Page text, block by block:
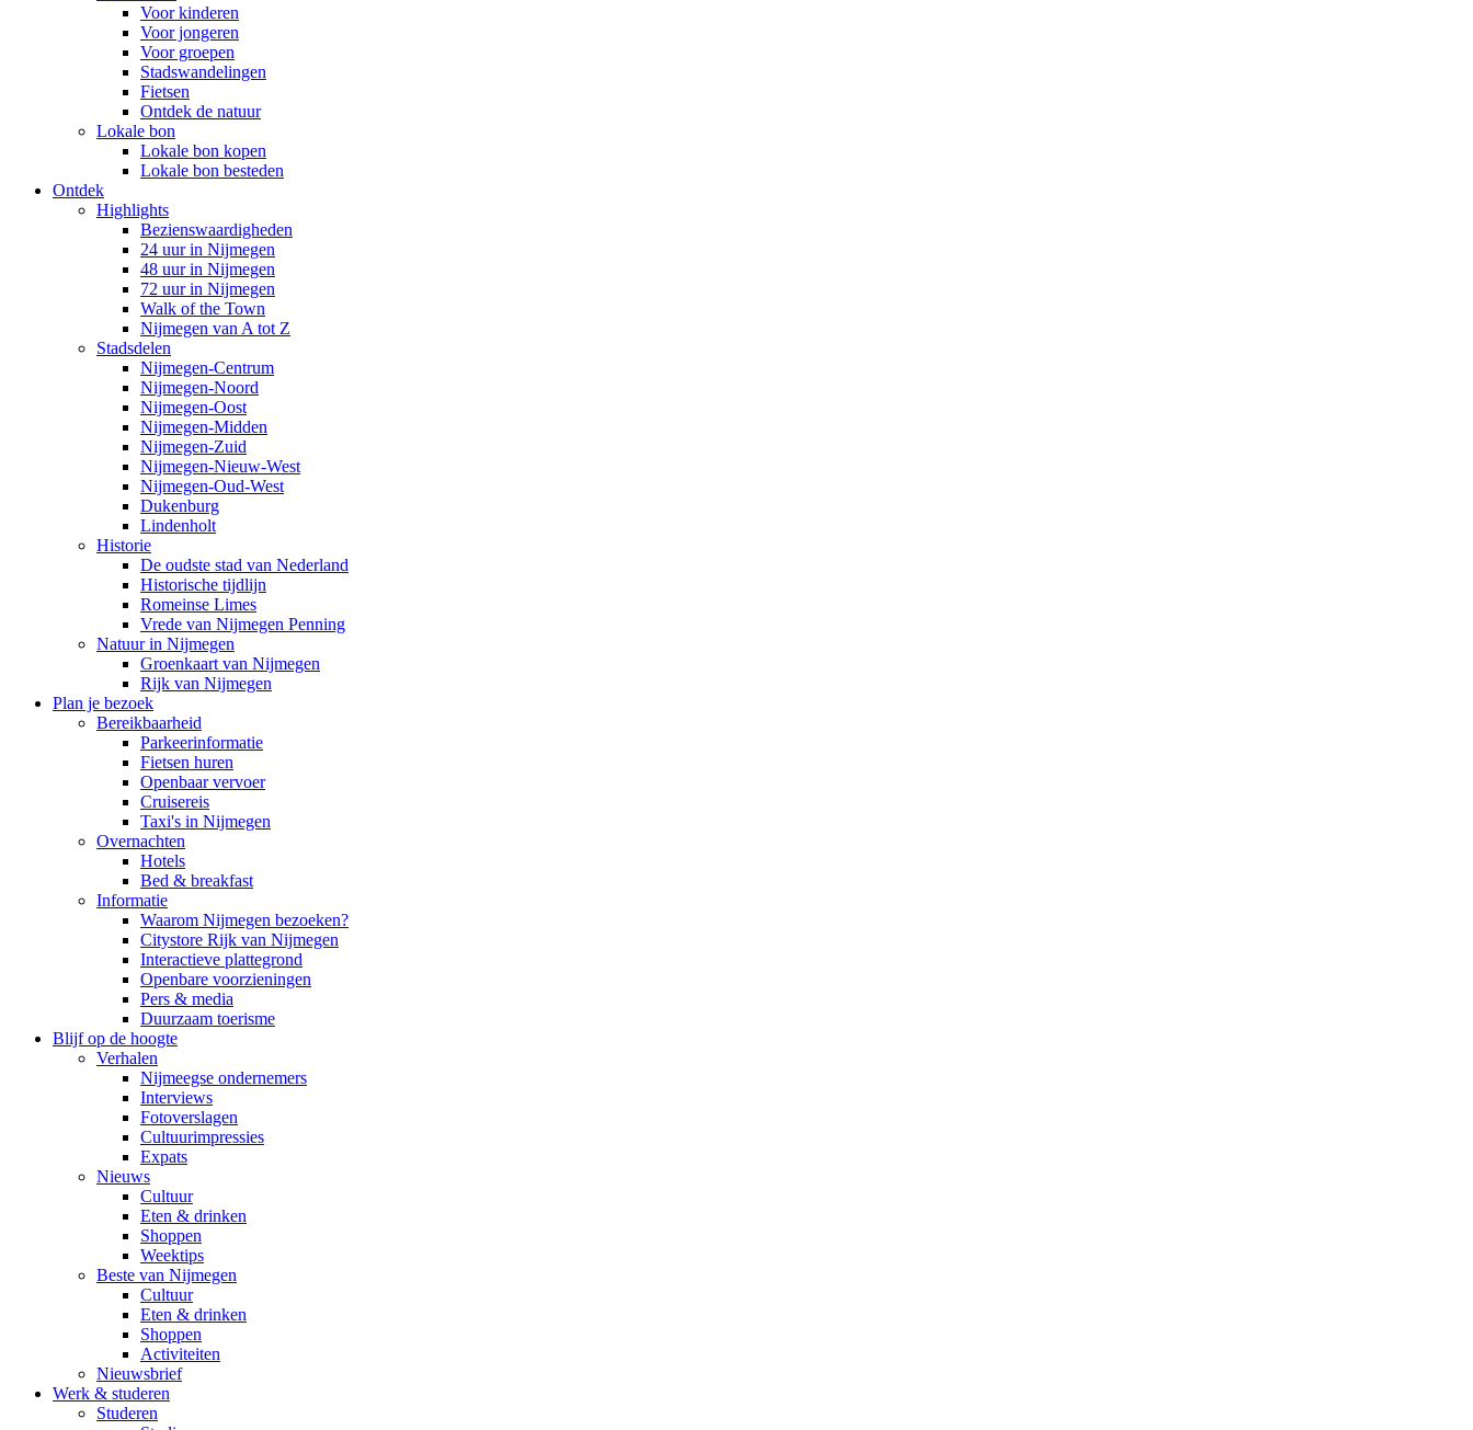
Voor kinderen
Voor jongeren
Voor groepen
Stadswandelingen
Fietsen
Ontdek de natuur
Lokale bon
Lokale bon kopen
Lokale bon besteden
Ontdek
Highlights
Bezienswaardigheden
24 uur in Nijmegen
48 uur in Nijmegen
72 uur in Nijmegen
Walk of the Town
Nijmegen van A tot Z
Stadsdelen
Nijmegen-Centrum
Nijmegen-Noord
Nijmegen-Oost
Nijmegen-Midden
Nijmegen-Zuid
Nijmegen-Nieuw-West
Nijmegen-Oud-West
Dukenburg
Lindenholt
Historie
De oudste stad van Nederland
Historische tijdlijn
Romeinse Limes
Vrede van Nijmegen Penning
Natuur in Nijmegen
Groenkaart van Nijmegen
Rijk van Nijmegen
Plan je bezoek
Bereikbaarheid
Parkeerinformatie
Fietsen huren
Openbaar vervoer
Cruisereis
Taxi's in Nijmegen
Overnachten
Hotels
Bed & breakfast
Informatie
Waarom Nijmegen bezoeken?
Citystore Rijk van Nijmegen
Interactieve plattegrond
Openbare voorzieningen
Pers & media
Duurzaam toerisme
Blijf op de hoogte
Verhalen
Nijmeegse ondernemers
Interviews
Fotoverslagen
Cultuurimpressies
Expats
Nieuws
Cultuur
Eten & drinken
Shoppen
Weektips
Beste van Nijmegen
Cultuur
Eten & drinken
Shoppen
Activiteiten
Nieuwsbrief
Werk & studeren
Studeren